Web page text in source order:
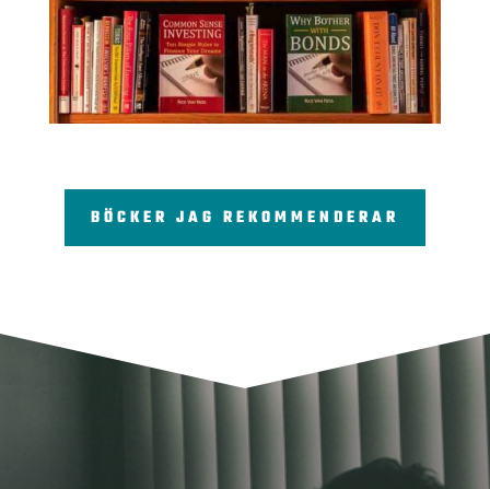
BÖCKER JAG REKOMMENDERAR